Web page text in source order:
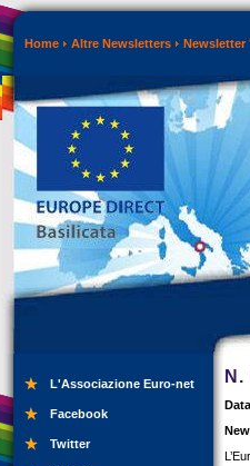
Home Altre Newsletters Newsletter
L'Associazione Euro-net
Facebook
Twitter